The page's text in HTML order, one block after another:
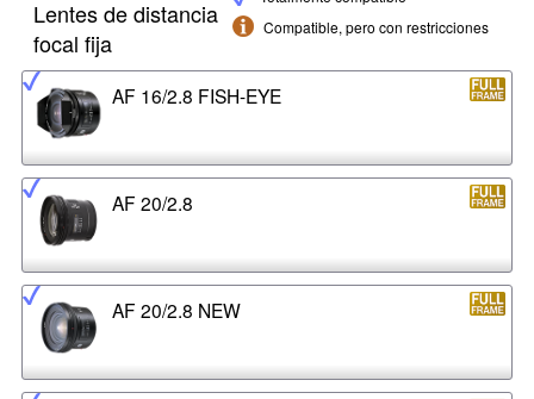
Compatible, pero con restricciones
Lentes de distancia
focal fija
AF 16/2.8 FISH-EYE
AF 20/2.8
AF 20/2.8 NEW